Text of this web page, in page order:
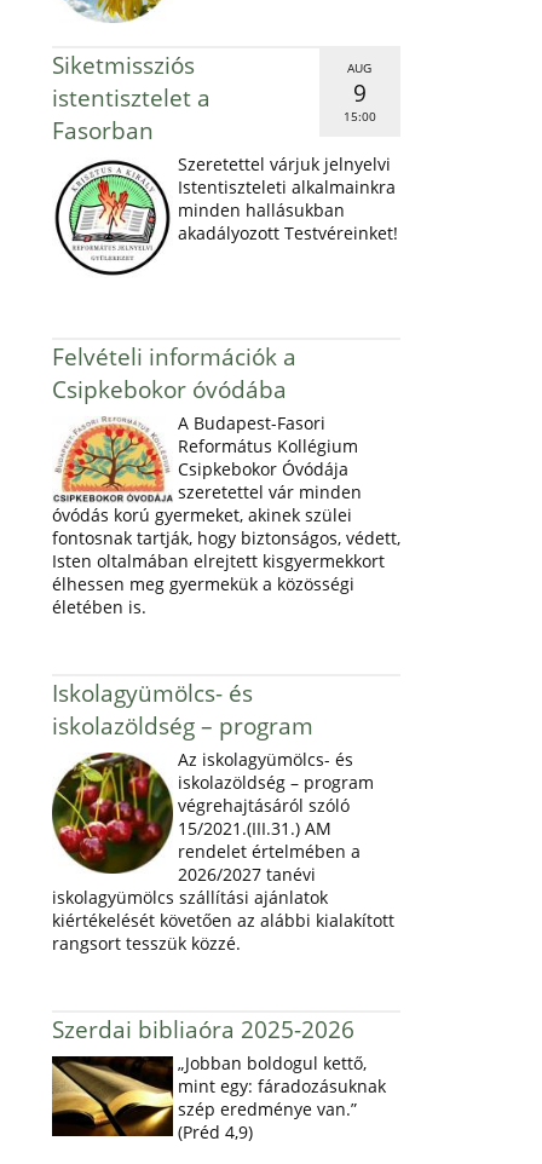
AUG
9
15:00
Siketmissziós
istentisztelet a
Fasorban
Szeretettel várjuk jelnyelvi
Istentiszteleti alkalmainkra
minden hallásukban
akadályozott Testvéreinket!
Felvételi információk a
Csipkebokor óvódába
A Budapest-Fasori
Református Kollégium
Csipkebokor Óvódája
szeretettel vár minden
óvódás korú gyermeket, akinek szülei
fontosnak tartják, hogy biztonságos, védett,
Isten oltalmában elrejtett kisgyermekkort
élhessen meg gyermekük a közösségi
életében is.
Iskolagyümölcs- és
iskolazöldség – program
Az iskolagyümölcs- és
iskolazöldség – program
végrehajtásáról szóló
15/2021.(III.31.) AM
rendelet értelmében a
2026/2027 tanévi
iskolagyümölcs szállítási ajánlatok
kiértékelését követően az alábbi kialakított
rangsort tesszük közzé.
Szerdai bibliaóra 2025-2026
„Jobban boldogul kettő,
mint egy: fáradozásuknak
szép eredménye van.”
(Préd 4,9)